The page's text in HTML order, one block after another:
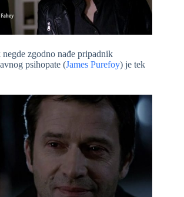
zgodno nađe pripadnik
psihopate (James Purefoy) je tek